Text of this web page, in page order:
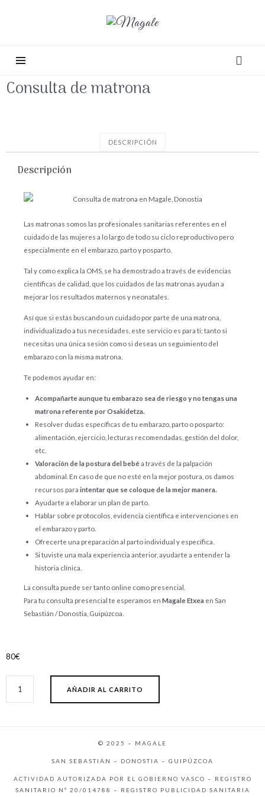
Consulta de matrona
DESCRIPCIÓN
Descripción
Las matronas somos las profesionales sanitarias referentes en el
cuidado de las mujeres a lo largo de todo su ciclo reproductivo pero
especialmente en el embarazo, parto y posparto.
Tal y como explica la OMS, se ha demostrado a través de evidencias
científicas de calidad, que los cuidados de las matronas ayudan a
mejorar los resultados maternos y neonatales.
Así que si estás buscando un cuidado por parte de una matrona,
individualizado a tus necesidades, este servicio es para ti; tanto si
necesitas una única sesión como si deseas un seguimiento del
embarazo con la misma matrona.
Te podemos ayudar en:
Acompañarte aunque tu embarazo sea de riesgo y no tengas una
matrona referente por Osakidetza.
Resolver dudas específicas de tu embarazo, parto o posparto:
alimentación, ejercicio, lecturas recomendadas, gestión del dolor,
etc.
Valoración de la postura del bebé a través de la palpación
abdominal. En caso de que no esté en la mejor postura, os damos
recursos para intentar que se coloque de la mejor manera.
Ayudarte a elaborar un plan de parto.
Hablar sobre protocolos, evidencia científica e intervenciones en
el embarazo y parto.
Ofrecerte una preparación al parto individual y específica.
Si tuviste una mala experiencia anterior, ayudarte a entender la
historia clínica.
La consulta puede ser tanto online como presencial.
Para tu consulta presencial te esperamos en Magale Etxea en San
Sebastián / Donostia, Guipúzcoa.
80€
AÑADIR AL CARRITO
© 2025 – MAGALE
SAN SEBASTIÁN – DONOSTIA – GUIPÚZCOA
ACTIVIDAD AUTORIZADA POR EL GOBIERNO VASCO – REGISTRO
SANITARIO Nº 20/014788 – REGISTRO PUBLICIDAD SANITARIA